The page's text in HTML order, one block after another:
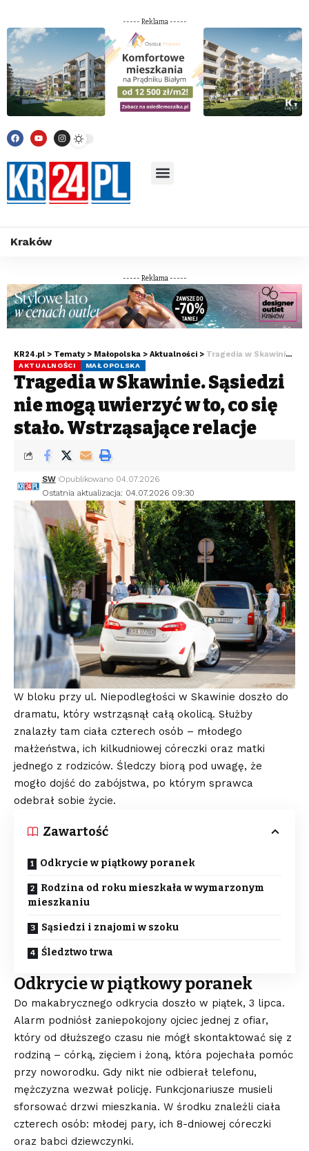
----- Reklama -----
Kraków
----- Reklama -----
KR24.pl > Tematy > Małopolska > Aktualności > Tragedia w Skawinie. Sąsiedzi nie mogą uwierzyć w to, co się stało. Wstrząsające relacje
AKTUALNOŚCI MAŁOPOLSKA
Tragedia w Skawinie. Sąsiedzi
nie mogą uwierzyć w to, co się
stało. Wstrząsające relacje
Ostatnia aktualizacja: 04.07.2026 09:30
SW Opublikowano 04.07.2026
W bloku przy ul. Niepodległości w Skawinie doszło do
dramatu, który wstrząsnął całą okolicą. Służby
znalazły tam ciała czterech osób – młodego
małżeństwa, ich kilkudniowej córeczki oraz matki
jednego z rodziców. Śledczy biorą pod uwagę, że
mogło dojść do zabójstwa, po którym sprawca
odebrał sobie życie.
Zawartość
Odkrycie w piątkowy poranek
Rodzina od roku mieszkała w wymarzonym
mieszkaniu
Sąsiedzi i znajomi w szoku
Śledztwo trwa
Odkrycie w piątkowy poranek
Do makabrycznego odkrycia doszło w piątek, 3 lipca.
Alarm podniósł zaniepokojony ojciec jednej z ofiar,
który od dłuższego czasu nie mógł skontaktować się z
rodziną – córką, zięciem i żoną, która pojechała pomóc
przy noworodku. Gdy nikt nie odbierał telefonu,
mężczyzna wezwał policję. Funkcjonariusze musieli
sforsować drzwi mieszkania. W środku znaleźli ciała
czterech osób: młodej pary, ich 8-dniowej córeczki
oraz babci dziewczynki.